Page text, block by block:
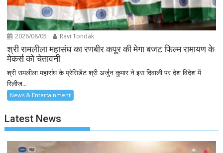
2026/08/05 Ravi Tondak
श्री रामलीला महासंघ का रणबीर कपूर की मेगा बजट फिल्म रामायण के
मेकर्स को चेतावनी
श्री रामलीला महासंघ के प्रेसिडेंट श्री अर्जुन कुमार ने इस दिवाली पर देश विदेश में
रिलीज...
News & Entertainment
Latest News